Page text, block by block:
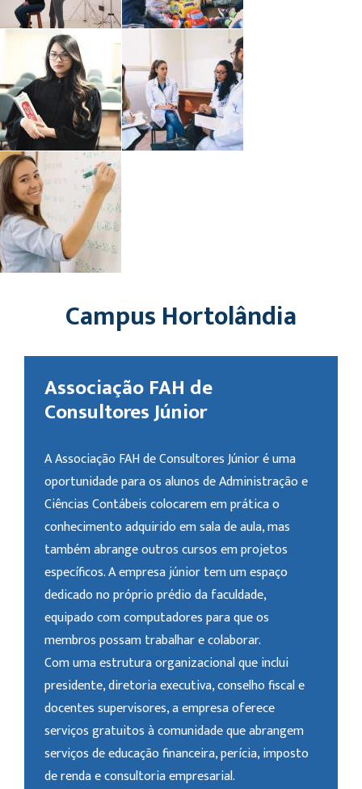
Campus Hortolândia
Associação FAH de
Consultores Júnior
A Associação FAH de Consultores Júnior é uma
oportunidade para os alunos de Administração e
Ciências Contábeis colocarem em prática o
conhecimento adquirido em sala de aula, mas
também abrange outros cursos em projetos
específicos. A empresa júnior tem um espaço
dedicado no próprio prédio da faculdade,
equipado com computadores para que os
membros possam trabalhar e colaborar.
Com uma estrutura organizacional que inclui
presidente, diretoria executiva, conselho fiscal e
docentes supervisores, a empresa oferece
serviços gratuitos à comunidade que abrangem
serviços de educação financeira, perícia, imposto
de renda e consultoria empresarial.